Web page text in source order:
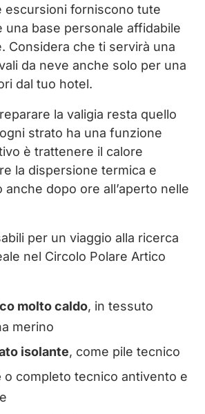
escursioni forniscono tute
una base personale affidabile
Considera che ti servirà una
da neve anche solo per una
dal tuo hotel.
la valigia resta quello
strato ha una funzione
è trattenere il calore
la dispersione termica e
dopo ore all’aperto nelle
per un viaggio alla ricerca
nel Circolo Polare Artico
molto caldo, in tessuto
merino
isolante, come pile tecnico
o completo tecnico antivento e